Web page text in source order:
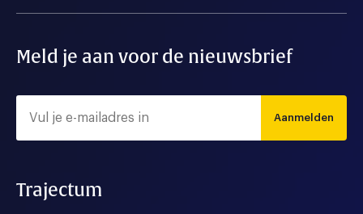
Meld je aan voor de nieuwsbrief
Aanmelden
Trajectum